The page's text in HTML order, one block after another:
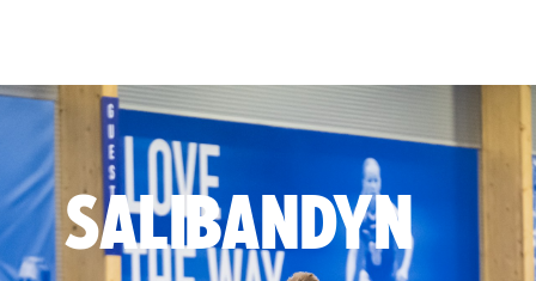
SALIBANDYN